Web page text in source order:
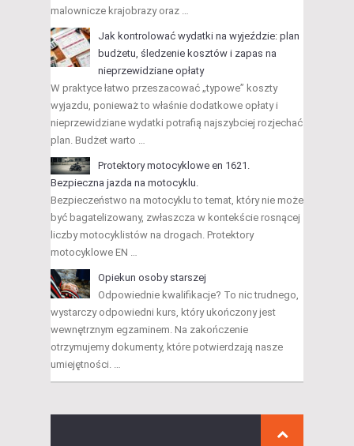
malownicze krajobrazy oraz …
Jak kontrolować wydatki na wyjeździe: plan
budżetu, śledzenie kosztów i zapas na
nieprzewidziane opłaty
W praktyce łatwo przeszacować „typowe” koszty
wyjazdu, ponieważ to właśnie dodatkowe opłaty i
nieprzewidziane wydatki potrafią najszybciej rozjechać
plan. Budżet warto …
Protektory motocyklowe en 1621.
Bezpieczna jazda na motocyklu.
Bezpieczeństwo na motocyklu to temat, który nie może
być bagatelizowany, zwłaszcza w kontekście rosnącej
liczby motocyklistów na drogach. Protektory
motocyklowe EN …
Opiekun osoby starszej
Odpowiednie kwalifikacje? To nic trudnego,
wystarczy odpowiedni kurs, który ukończony jest
wewnętrznym egzaminem. Na zakończenie
otrzymujemy dokumenty, które potwierdzają nasze
umiejętności. …